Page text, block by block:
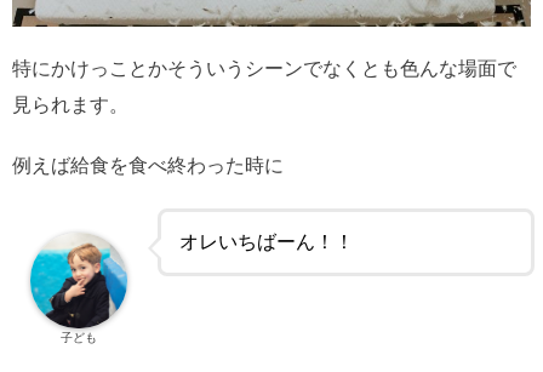
特にかけっことかそういうシーンでなくとも色んな場面で
見られます。
例えば給食を食べ終わった時に
オレいちばーん！！
子ども